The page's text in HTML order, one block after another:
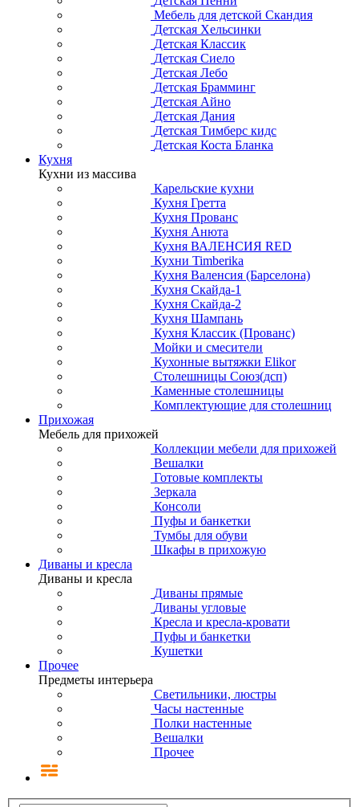
Мебель для детской Скандия
Детская Хельсинки
Детская Классик
Детская Сиело
Детская Лебо
Детская Брамминг
Детская Айно
Детская Дания
Детская Тимберс кидс
Детская Коста Бланка
Кухня
Кухни из массива
Карельские кухни
Кухня Гретта
Кухня Прованс
Кухня Анюта
Кухня ВАЛЕНСИЯ RED
Кухни Timberika
Кухня Валенсия (Барселона)
Кухня Скайда-1
Кухня Скайда-2
Кухня Шампань
Кухня Классик (Прованс)
Мойки и смесители
Кухонные вытяжки Elikor
Столешницы Союз(дсп)
Каменные столешницы
Комплектующие для столешниц
Прихожая
Мебель для прихожей
Коллекции мебели для прихожей
Вешалки
Готовые комплекты
Зеркала
Консоли
Пуфы и банкетки
Тумбы для обуви
Шкафы в прихожую
Диваны и кресла
Диваны и кресла
Диваны прямые
Диваны угловые
Кресла и кресла-кровати
Пуфы и банкетки
Кушетки
Прочее
Предметы интерьера
Светильники, люстры
Часы настенные
Полки настенные
Вешалки
Прочее